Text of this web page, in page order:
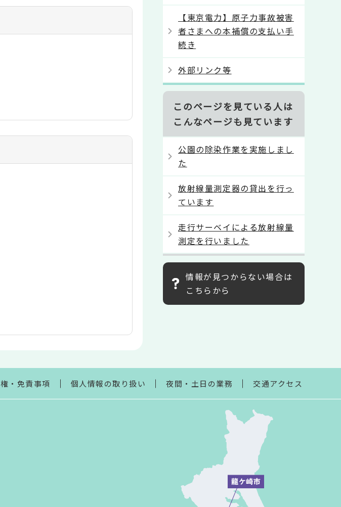
【東京電力】原子力事故被害
者さまへの本補償の支払い手
続き
外部リンク等
このページを見ている人は
こんなページも見ています
公園の除染作業を実施しまし
た
放射線量測定器の貸出を行っ
ています
走行サーベイによる放射線量
測定を行いました
情報が見つからない場合は
こちらから
・免責事項 個人情報の取り扱い 夜間・土日の業務 交通アクセス